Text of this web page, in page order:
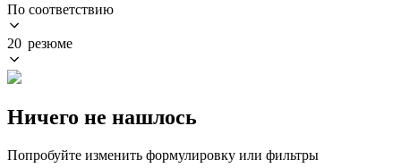
По соответствию
20 резюме
Ничего не нашлось
Попробуйте изменить формулировку или фильтры